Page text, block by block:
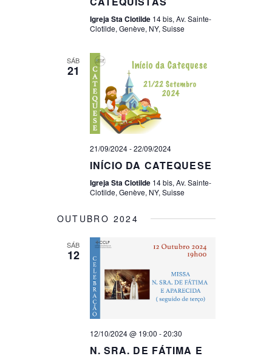
Igreja Sta Clotilde 14 bis, Av. Sainte-
Clotilde, Genève, NY, Suisse
SÁB
21
21/09/2024-22/09/2024
INÍCIO DA CATEQUESE
Igreja Sta Clotilde 14 bis, Av. Sainte-
Clotilde, Genève, NY, Suisse
OUTUBRO 2024
SÁB
12
12/10/2024 @ 19:00 -20:30
N. SRA. DE FÁTIMA E